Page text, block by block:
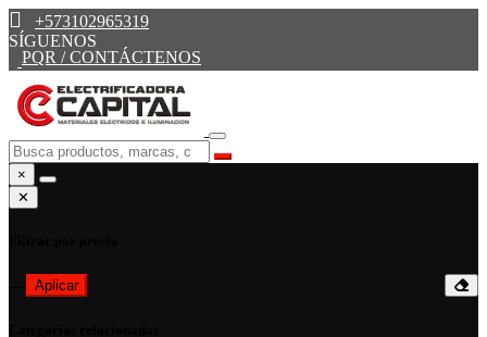
+573102965319
SÍGUENOS
PQR / CONTÁCTENOS
×
✕
Aplicar